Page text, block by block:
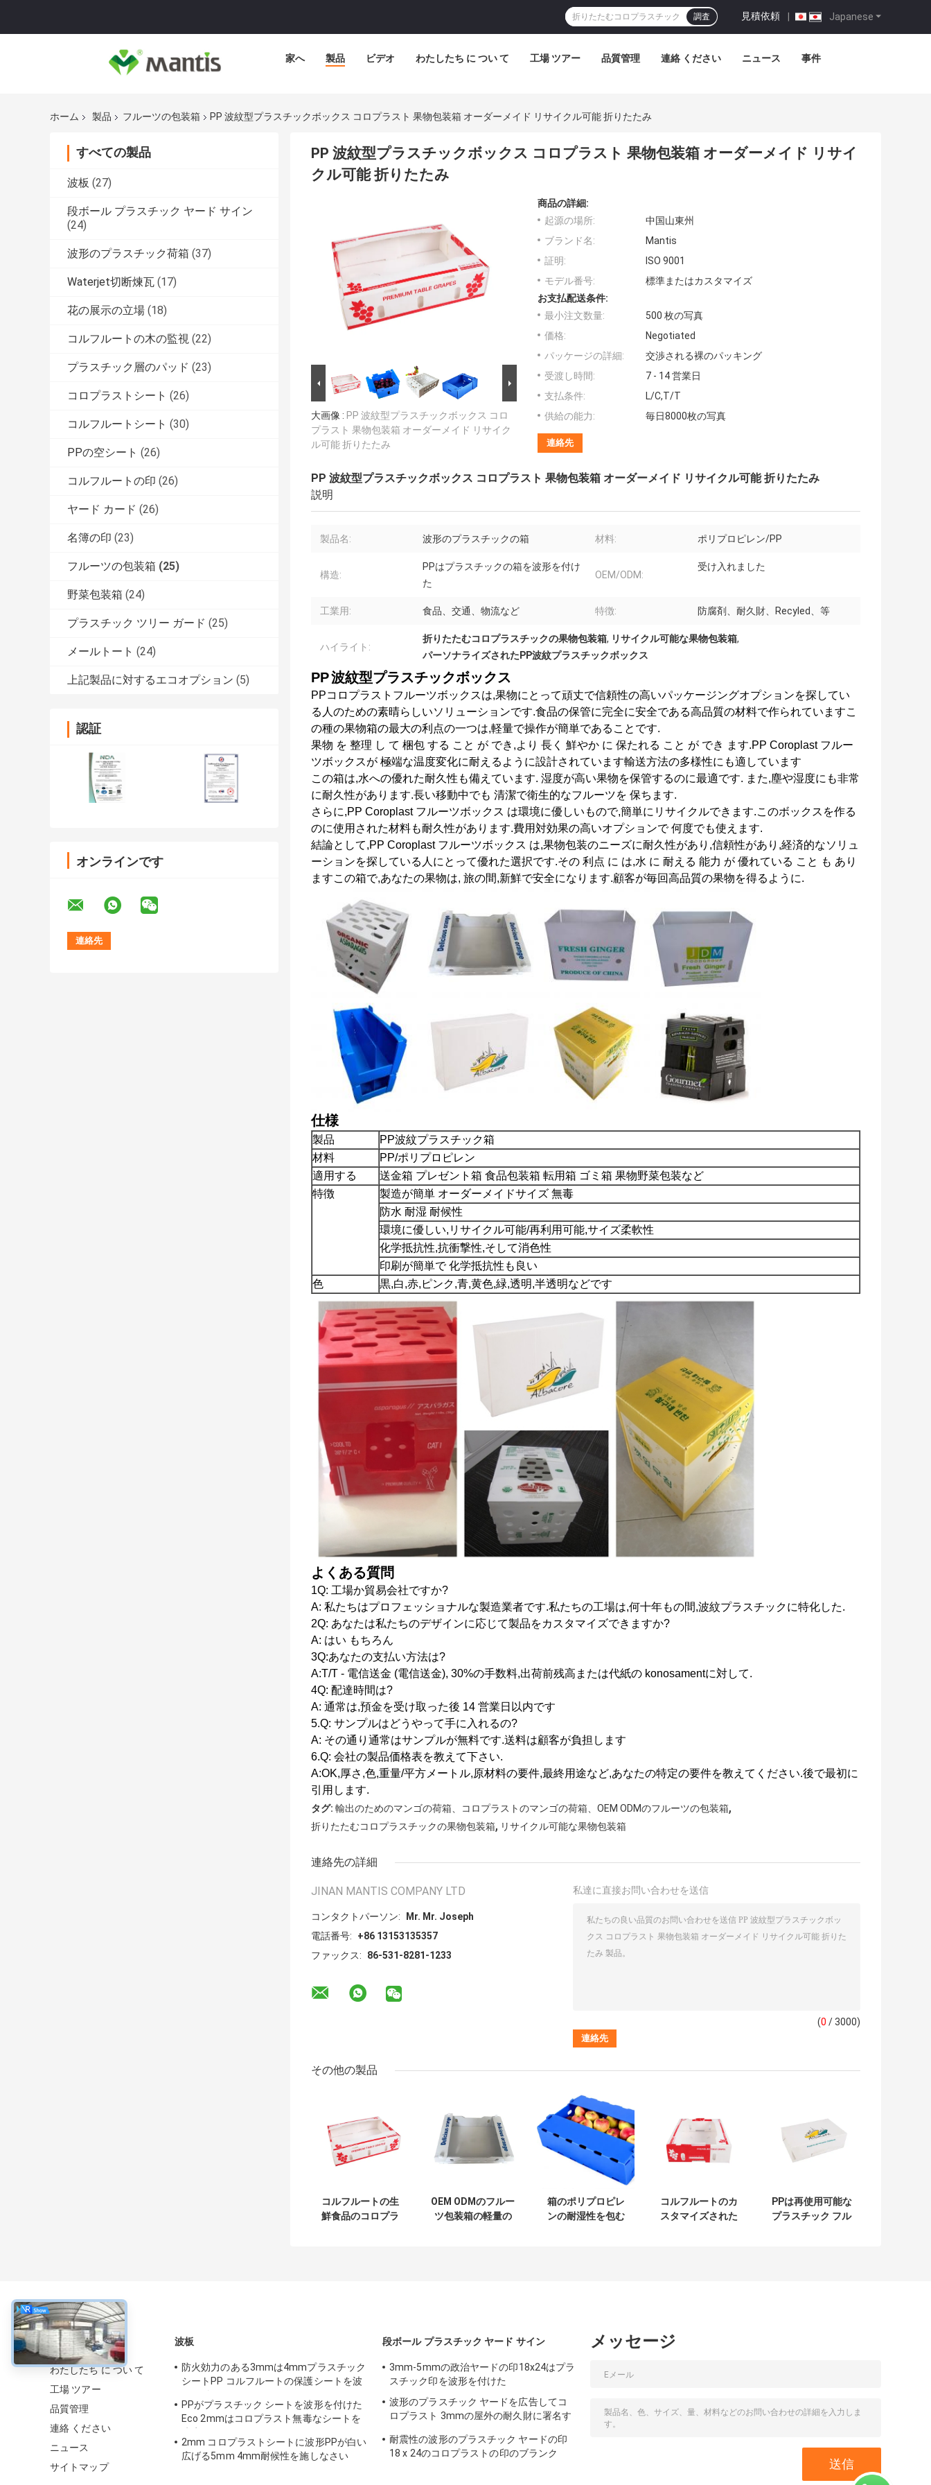
Japanese
見積依頼 |
調査
家へ 製品 ビデオ わたしたち に つい て 工場 ツアー 品質管理 連絡 ください ニュース 事件
ホーム 製品 フルーツの包装箱 PP 波紋型プラスチックボックス コロプラスト 果物包装箱 オーダーメイド リサイクル可能 折りたたみ
すべての製品
波板 (27)
段ボール プラスチック ヤード サイン
(24)
波形のプラスチック荷箱 (37)
Waterjet切断煉瓦 (17)
花の展示の立場 (18)
コルフルートの木の監視 (22)
プラスチック層のパッド (23)
コロプラストシート (26)
コルフルートシート (30)
PPの空シート (26)
コルフルートの印 (26)
ヤード カード (26)
名簿の印 (23)
フルーツの包装箱 (25)
野菜包装箱 (24)
プラスチック ツリー ガード (25)
メールトート (24)
上記製品に対するエコオプション (5)
認証
オンラインです
PP 波紋型プラスチックボックス コロプラスト 果物包装箱 オーダーメイド リサイ
クル可能 折りたたみ
大画像 : PP 波紋型プラスチックボックス コロ
プラスト 果物包装箱 オーダーメイド リサイク
ル可能 折りたたみ
商品の詳細:
起源の場所:
中国山東州
ブランド名:
Mantis
証明:
ISO 9001
モデル番号:
標準またはカスタマイズ
お支払配送条件:
最小注文数量:
500 枚の写真
価格:
Negotiated
パッケージの詳細:
交渉される裸のパッキング
受渡し時間:
7 - 14 営業日
支払条件:
L/C,T/T
供給の能力:
毎日8000枚の写真
連絡先
PP 波紋型プラスチックボックス コロプラスト 果物包装箱 オーダーメイド リサイクル可能 折りたたみ
説明
製品名: 波形のプラスチックの箱 材料: ポリプロピレン/PP
構造:
PPはプラスチックの箱を波形を付け
た
OEM/ODM:
受け入れました
工業用: 食品、交通、物流など 特徴: 防腐剤、耐久財、Recyled、等
ハイライト:
折りたたむコロプラスチックの果物包装箱, リサイクル可能な果物包装箱,
パーソナライズされたPP波紋プラスチックボックス
PP波紋型プラスチックボックス
PPコロプラストフルーツボックスは,果物にとって頑丈で信頼性の高いパッケージングオプションを探してい
る人のための素晴らしいソリューションです.食品の保管に完全に安全である高品質の材料で作られていますこ
の種の果物箱の最大の利点の一つは,軽量で操作が簡単であることです.
果物 を 整理 し て 梱包 する こと が でき,より 長く 鮮やか に 保たれる こと が でき ます.PP Coroplast フルー
ツボックスが 極端な温度変化に耐えるように設計されています輸送方法の多様性にも適しています
この箱は,水への優れた耐久性も備えています. 湿度が高い果物を保管するのに最適です. また,塵や湿度にも非常
に耐久性があります.長い移動中でも 清潔で衛生的なフルーツを 保ちます.
さらに,PP Coroplast フルーツボックス は環境に優しいもので,簡単にリサイクルできます.このボックスを作る
のに使用された材料も耐久性があります.費用対効果の高いオプションで 何度でも使えます.
結論として,PP Coroplast フルーツボックス は,果物包装のニーズに耐久性があり,信頼性があり,経済的なソリュ
ーションを探している人にとって優れた選択です.その 利点 に は,水 に 耐える 能力 が 優れている こと も あり
ますこの箱で,あなたの果物は, 旅の間,新鮮で安全になります.顧客が毎回高品質の果物を得るように.
仕様
製品 PP波紋プラスチック箱
材料
PP/ポリプロピレン
適用する
送金箱 プレゼント箱 食品包装箱 転用箱 ゴミ箱 果物野菜包装など
特徴
製造が簡単 オーダーメイドサイズ 無毒
防水 耐湿 耐候性
環境に優しい,リサイクル可能/再利用可能,サイズ柔軟性
化学抵抗性,抗衝撃性,そして消色性
印刷が簡単で 化学抵抗性も良い
色
黒,白,赤,ピンク,青,黄色,緑,透明,半透明などです
よくある質問
1Q: 工場か貿易会社ですか?
A: 私たちはプロフェッショナルな製造業者です.私たちの工場は,何十年もの間,波紋プラスチックに特化した.
2Q: あなたは私たちのデザインに応じて製品をカスタマイズできますか?
A: はい もちろん
3Q:あなたの支払い方法は?
A:T/T - 電信送金 (電信送金), 30%の手数料,出荷前残高または代紙の konosamentに対して.
4Q: 配達時間は?
A: 通常は,預金を受け取った後 14 営業日以内です
5.Q: サンプルはどうやって手に入れるの?
A: その通り 通常はサンプルが無料です.送料は顧客が負担します
6.Q: 会社の製品価格表を教えて下さい.
A:OK,厚さ,色,重量/平方メートル,原材料の要件,最終用途など,あなたの特定の要件を教えてください.後で最初に
引用します.
タグ: 輸出のためのマンゴの荷箱、コロプラストのマンゴの荷箱、OEM ODMのフルーツの包装箱,
折りたたむコロプラスチックの果物包装箱, リサイクル可能な果物包装箱
連絡先の詳細
JINAN MANTIS COMPANY LTD
コンタクトパーソン:
Mr. Mr. Joseph
電話番号:
+86 13153135357
ファックス:
86-531-8281-1233
私達に直接お問い合わせを送信
(0 / 3000)
その他の製品
コルフルートの生
鮮食品のコロプラ
OEM ODMのフルー
ツ包装箱の軽量の
箱のポリプロピレ
ンの耐湿性を包む
コルフルートのカ
スタマイズされた
PPは再使用可能な
プラスチック フル
について
わたしたち に つい て
工場 ツアー
品質管理
連絡 ください
ニュース
サイトマップ
波板
防火効力のある3mmは4mmプラスチック
シートPP コルフルートの保護シートを波
PPがプラスチック シートを波形を付けた
Eco 2mmはコロプラスト無毒なシートを
2mm コロプラストシートに波形PPが白い
広げる5mm 4mm耐候性を施しなさい
段ボール プラスチック ヤード サイン
3mm-5mmの政治ヤードの印18x24はプラ
スチック印を波形を付けた
波形のプラスチック ヤードを広告してコ
ロプラスト 3mmの屋外の耐久財に署名す
耐震性の波形のプラスチック ヤードの印
18 x 24のコロプラストの印のブランク
メッセージ